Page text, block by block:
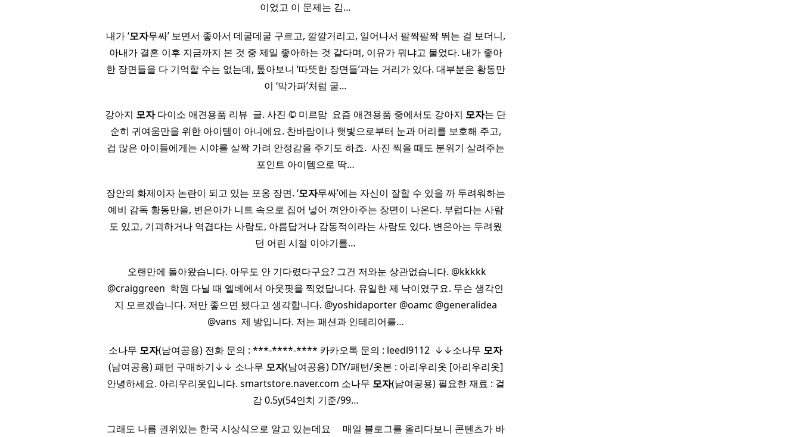
이었고 이 문제는 김…
내가 ‘모자무싸’ 보면서 좋아서 데굴데굴 구르고, 깔깔거리고, 일어나서 팔짝팔짝 뛰는 걸 보더니,
아내가 결혼 이후 지금까지 본 것 중 제일 좋아하는 것 같다며, 이유가 뭐냐고 물었다. 내가 좋아
한 장면들을 다 기억할 수는 없는데, 톺아보니 ‘따뜻한 장면들’과는 거리가 있다. 대부분은 황동만
이 ‘막가파’처럼 굴…
강아지 모자다이소 애견용품 리뷰 ​ 글. 사진 © 미르맘 ​ 요즘 애견용품 중에서도 강아지 모자는 단
순히 귀여움만을 위한 아이템이 아니에요. 찬바람이나 햇빛으로부터 눈과 머리를 보호해 주고,
겁 많은 아이들에게는 시야를 살짝 가려 안정감을 주기도 하죠. ​ 사진 찍을 때도 분위기 살려주는
포인트 아이템으로 딱…
장안의 화제이자 논란이 되고 있는 포옹 장면. ‘모자무싸’에는 자신이 잘할 수 있을 까 두려워하는
예비 감독 황동만을, 변은아가 니트 속으로 집어 넣어 껴안아주는 장면이 나온다. 부럽다는 사람
도 있고, 기괴하거나 역겹다는 사람도, 아름답거나 감동적이라는 사람도 있다. 변은아는 두려웠
던 어린 시절 이야기를…
​ 오랜만에 돌아왔습니다. 아무도 안 기다렸다구요? 그건 저와눈 상관없습니다. @kkkkk
@craiggreen ​ 학원 다닐 때 엘베에서 아웃핏을 찍었답니다. 유일한 제 낙이였구요. 무슨 생각인
지 모르겠습니다. 저만 좋으면 됐다고 생각합니다. @yoshidaporter @oamc @generalidea
@vans ​ 제 방입니다. 저는 패션과 인테리어를…
소나무 모자(남여공용) 전화 문의 : ***-****-**** 카카오톡 문의 : leedl9112 ​ ↓↓소나무 모자
(남여공용) 패턴 구매하기↓↓ 소나무 모자(남여공용) DIY/패턴/옷본 : 아리우리옷 [아리우리옷]
안녕하세요. 아리우리옷입니다. smartstore.naver.com 소나무 모자(남여공용) 필요한 재료 : 겉
감 0.5y(54인치 기준/99…
그래도 나름 권위있는 한국 시상식으로 알고 있는데요 ​ ​ ​ ​ 매일 블로그를 올리다보니 콘텐츠가 바